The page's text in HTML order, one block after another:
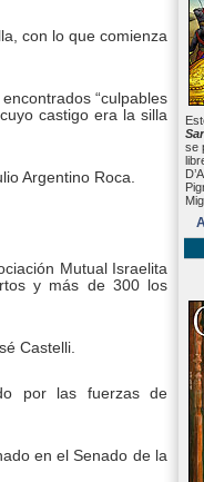
se
con lo que comienza
“culpables
castigo era la silla
Argentino Roca.
Mutual Israelita
y más de 300 los
Castelli.
por las fuerzas de
en el Senado de la